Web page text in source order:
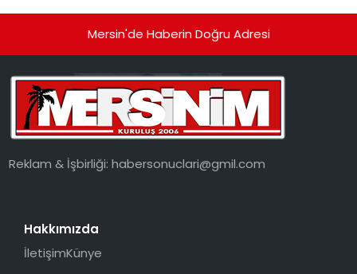
Mersin'de Haberin Doğru Adresi
Reklam & İşbirliği:habersonuclari@gmil.com
Hakkımızda
İletişimKünye